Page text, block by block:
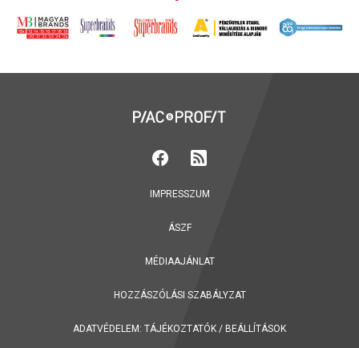
IMPRESSZUM
ÁSZF
MÉDIAAJÁNLAT
HOZZÁSZÓLÁSI SZABÁLYZAT
ADATVÉDELEM: TÁJÉKOZTATÓK / BEÁLLÍTÁSOK